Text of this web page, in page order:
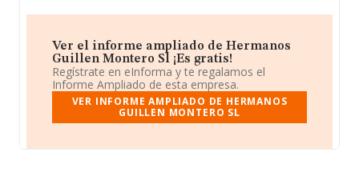
Ver el informe ampliado de Hermanos
Guillen Montero Sl ¡Es gratis!
Regístrate en eInforma y te regalamos el
Informe Ampliado de esta empresa.
VER INFORME AMPLIADO DE HERMANOS
GUILLEN MONTERO SL